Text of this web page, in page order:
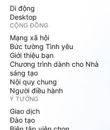
Di động
Desktop
CỘNG ĐỒNG
Mạng xã hội
Bức tường Tình yêu
Giới thiệu bạn
Chương trình dành cho Nhà
sáng tạo
Nội quy chung
Người điều hành
Ý TƯỞNG
Giao dịch
Đào tạo